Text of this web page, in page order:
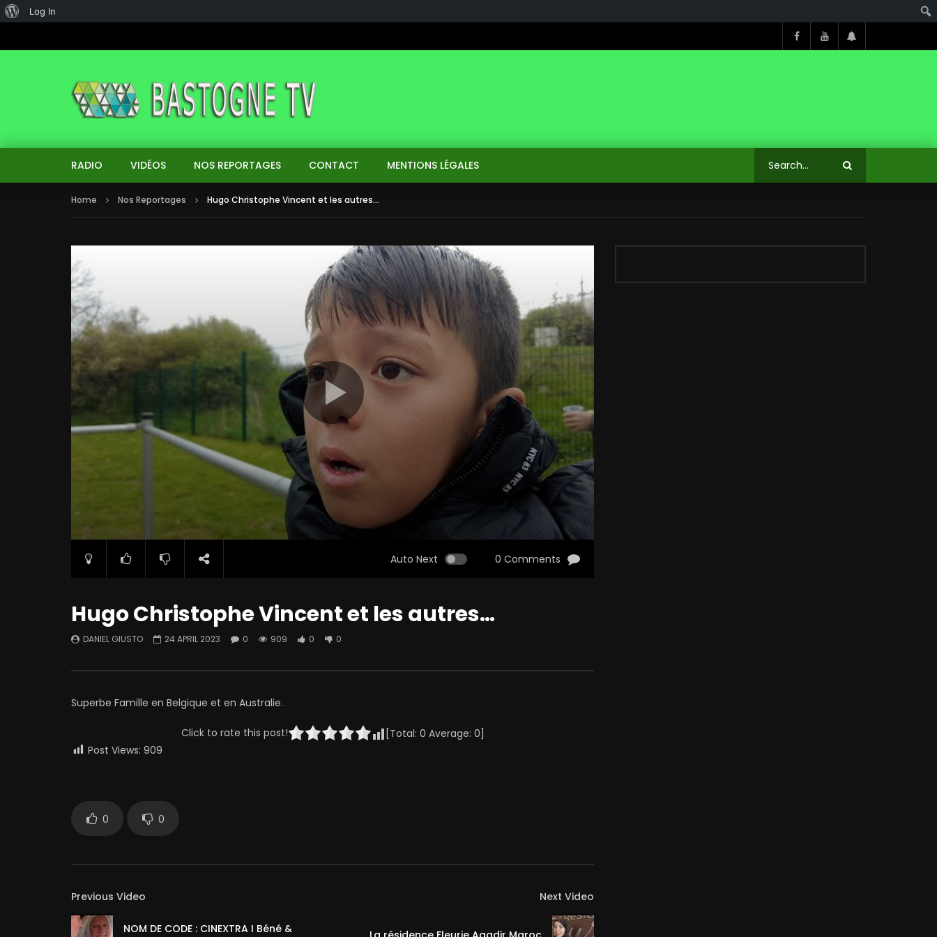
About
Log In
RADIO VIDÉOS NOS REPORTAGES CONTACT MENTIONS LÉGALES
Home Nos Reportages Hugo Christophe Vincent et les autres…
Auto Next 0 Comments
Hugo Christophe Vincent et les autres…
DANIEL GIUSTO 24 APRIL 2023 0 909 0 0
Superbe Famille en Belgique et en Australie.
Click to rate this post! [Total: 0 Average: 0
Post Views: 909
0 0
Previous Video
NOM DE CODE : CINEXTRA I Béné &
Next Video